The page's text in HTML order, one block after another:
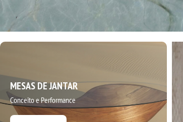
MESAS DE JANTAR
Conceito e Performance